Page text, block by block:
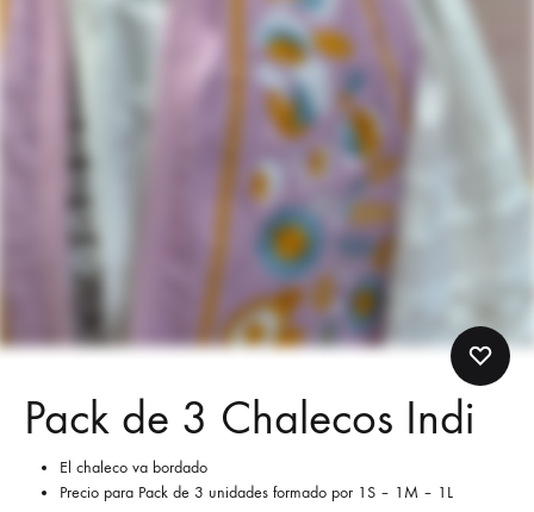
Pack de 3 Chalecos Indi
El chaleco va bordado
Precio para Pack de 3 unidades formado por 1S – 1M – 1L